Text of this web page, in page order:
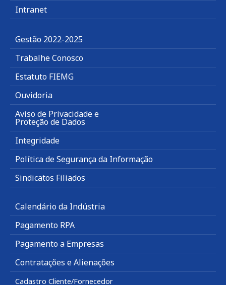
Intranet
Gestão 2022-2025
Trabalhe Conosco
Estatuto FIEMG
Ouvidoria
Aviso de Privacidade e
Proteção de Dados
Integridade
Política de Segurança da Informação
Sindicatos Filiados
Calendário da Indústria
Pagamento RPA
Pagamento a Empresas
Contratações e Alienações
Cadastro Cliente/Fornecedor